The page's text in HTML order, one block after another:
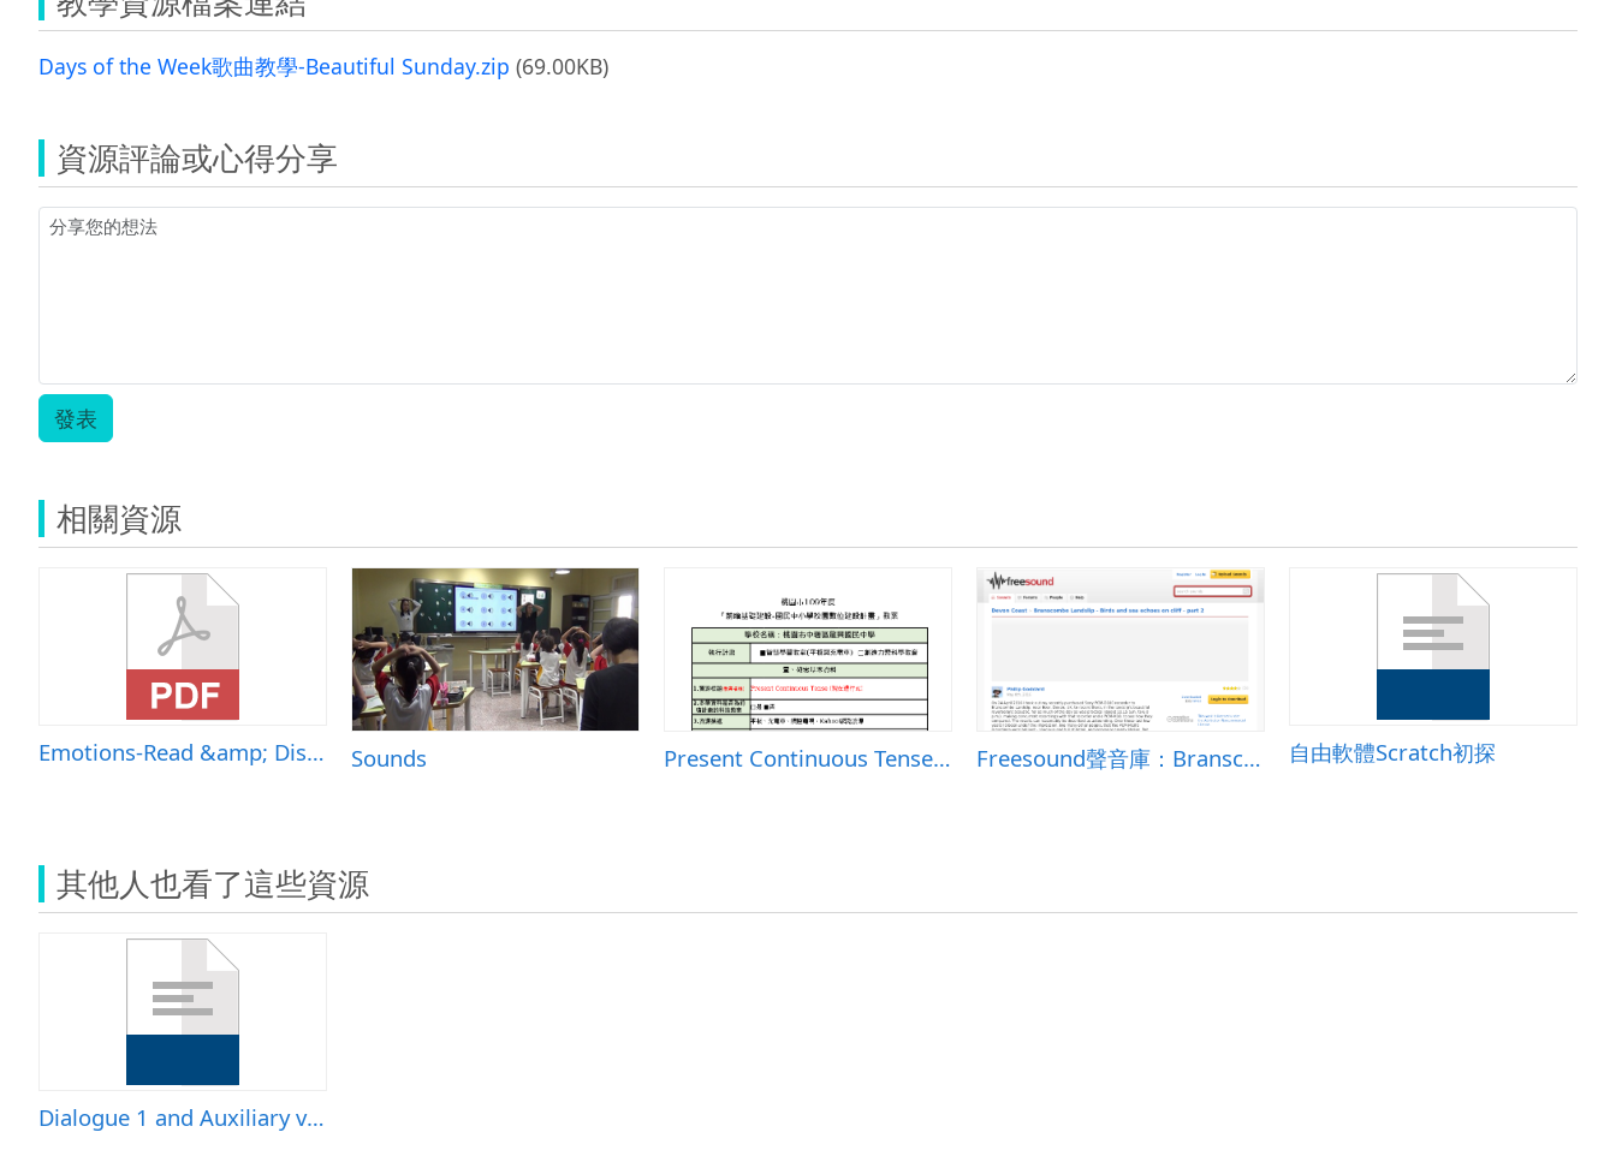
Days of the Week歌曲教學-Beautiful Sunday.zip (69.00KB)
資源評論或心得分享
發表
相關資源
Emotions-Read &amp; Discuss &amp; Write Sounds Present Continuous Tense (現在進行式) Freesound聲音庫：Branscombe Landslip - Birds and sea echoes on cliff - part 2 自由軟體Scratch初探
其他人也看了這些資源
Dialogue 1 and Auxiliary verb &ldquo;can&rdquo;